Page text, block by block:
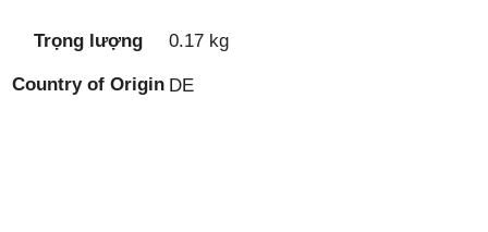
Trọng lượng 0.17 kg
Country of Origin DE